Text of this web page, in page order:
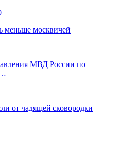
меньше москвичей
МВД России по
от чадящей сковородки